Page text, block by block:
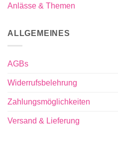
Anlässe & Themen
ALLGEMEINES
AGBs
Widerrufsbelehrung
Zahlungsmöglichkeiten
Versand & Lieferung